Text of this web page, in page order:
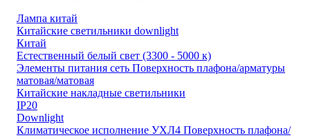
Лампа китай
Китайские светильники downlight
Китай
Естественный белый свет (3300 - 5000 к)
Элементы питания сеть Поверхность плафона/арматуры
матовая/матовая
Китайские накладные светильники
IP20
Downlight
Климатическое исполнение УХЛ4 Поверхность плафона/